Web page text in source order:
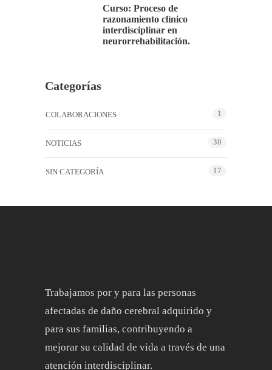
Curso: Proceso de
razonamiento clínico
interdisciplinar en
neurorrehabilitación.
Categorías
COLABORACIONES 1
NOTICIAS 30
SIN CATEGORÍA 17
Trabajamos por y para las personas
afectadas de daño cerebral adquirido y
para sus familias, contribuyendo a
mejorar su calidad de vida a través de una
atención interdisciplinar.